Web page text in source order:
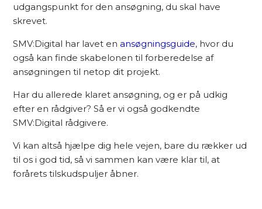
udgangspunkt for den ansøgning, du skal have
skrevet.
SMV:Digital har lavet enansøgningsguide, hvor du
også kan finde skabelonen til forberedelse af
ansøgningen til netop dit projekt.
Har du allerede klaret ansøgning, og er på udkig
efter en rådgiver? Så er vi også godkendte
SMV:Digital rådgivere.
Vi kan altså hjælpe dig hele vejen, bare du rækker ud
til os i god tid, så vi sammen kan være klar til, at
forårets tilskudspuljer åbner.